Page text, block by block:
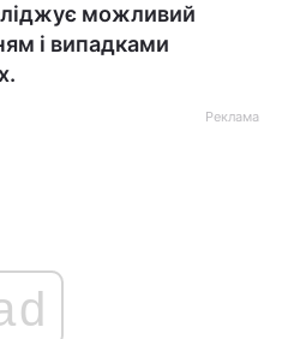
можливий
і випадками
Реклама